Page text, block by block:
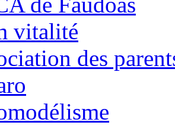
vitalité
des